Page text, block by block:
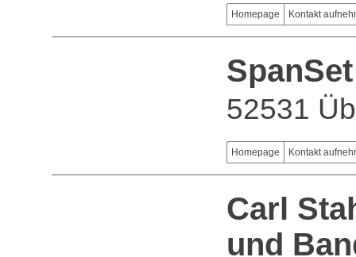
Homepage Kontakt
52531
Homepage Kontakt
Carl
und